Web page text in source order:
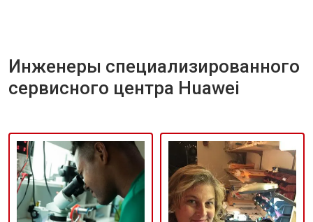
Инженеры специализированного
сервисного центра Huawei